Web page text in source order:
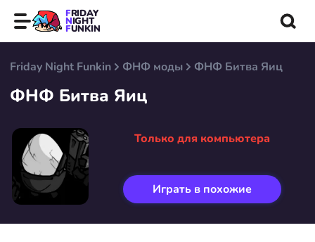
FRIDAY
NIGHT
FUNKIN
Friday Night Funkin ФНФ моды ФНФ Битва Яиц
ФНФ Битва Яиц
Только для компьютера
Играть в похожие